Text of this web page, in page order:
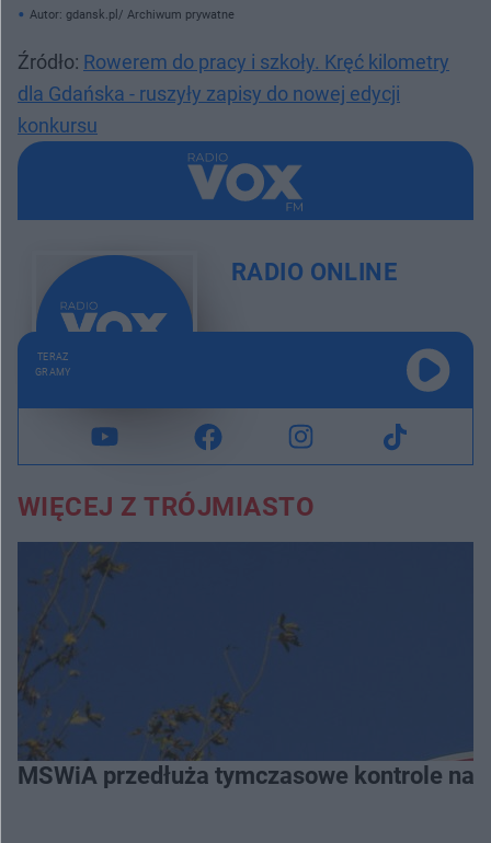
Autor: gdansk.pl/ Archiwum prywatne
Źródło: Rowerem do pracy i szkoły. Kręć kilometry
dla Gdańska - ruszyły zapisy do nowej edycji
konkursu
RADIO ONLINE
TERAZ
GRAMY
WIĘCEJ Z TRÓJMIASTO
MSWiA przedłuża tymczasowe kontrole